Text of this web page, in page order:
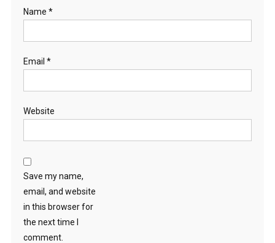
Name *
Email *
Website
Save my name,
email, and website
in this browser for
the next time I
comment.